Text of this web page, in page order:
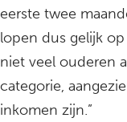
eerste twee
lopen dus gelijk
niet veel ouderen
categorie,
inkomen zijn.”